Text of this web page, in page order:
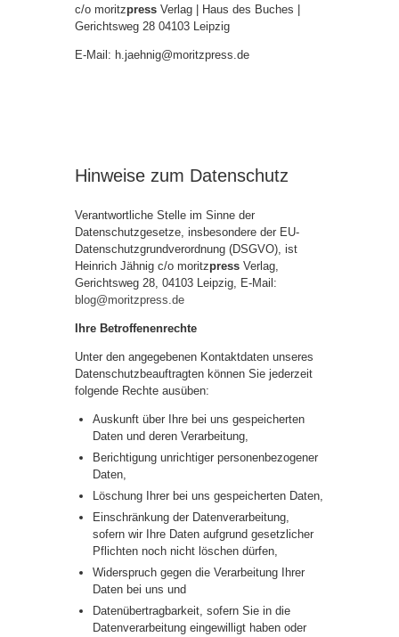
c/o moritzpress Verlag | Haus des Buches |
Gerichtsweg 28 04103 Leipzig
E-Mail: h.jaehnig@moritzpress.de
Hinweise zum Datenschutz
Verantwortliche Stelle im Sinne der
Datenschutzgesetze, insbesondere der EU-
Datenschutzgrundverordnung (DSGVO), ist
Heinrich Jähnig c/o moritzpress Verlag,
Gerichtsweg 28, 04103 Leipzig, E-Mail:
blog@moritzpress.de
Ihre Betroffenenrechte
Unter den angegebenen Kontaktdaten unseres
Datenschutzbeauftragten können Sie jederzeit
folgende Rechte ausüben:
Auskunft über Ihre bei uns gespeicherten
Daten und deren Verarbeitung,
Berichtigung unrichtiger personenbezogener
Daten,
Löschung Ihrer bei uns gespeicherten Daten,
Einschränkung der Datenverarbeitung,
sofern wir Ihre Daten aufgrund gesetzlicher
Pflichten noch nicht löschen dürfen,
Widerspruch gegen die Verarbeitung Ihrer
Daten bei uns und
Datenübertragbarkeit, sofern Sie in die
Datenverarbeitung eingewilligt haben oder